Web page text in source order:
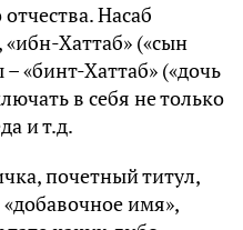
Насаб
Хаттаб» («сын
«бинт-Хаттаб» («дочь
в себя не только
и т.д.
почетный титул,
имя»,